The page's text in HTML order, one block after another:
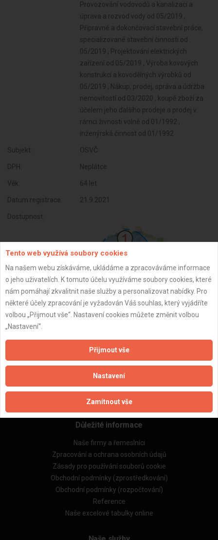
Provozování vodovodů a kanalizací a
úprava a rozvod vody od 05/2019 ,
Přípravné a dokončovací stavební práce,
specializované stavební činnosti od
05/2019 , Projektování elektrických
zařízení od 05/2019 , Výroba kovových
konstrukcí a kovodělných výrobků od
05/2019 , Nákup, prodej, správa a údržba
nemovitostí od 03/2020 , koupě zboží za
účelem jeho dalšího prodeje a prodej v
rámci živnosti volné od 01/1992 ,
inženýrská činnost od 01/1992
Subjekt: OSVČ
DPH: Neplátce
Věk: 64 let
Datum registrace: 21.9.2021
Dostupnost:
ZPĚT
Aktualizováno z portálu ARES dne 01.12.2024 07:30:10
Důležité informace
Naše firmy a řemeslníci
Zpracování a ochrana osobních údajů
Zásady pro používání souborů cookie
Obchodní podmínky (zprostředkování)
Obchodní podmínky (rozpočtování)
Reference
Naše excelové tabulky online
Tento web využívá soubory cookies
Na našem webu získáváme, ukládáme a zpracováváme informace
o jeho uživatelích. K tomuto účelu využíváme soubory cookies, které
nám pomáhají zkvalitnit naše služby a personalizovat nabídky. Pro
některé účely zpracování je vyžadován Váš souhlas, který vyjádříte
volbou „Přijmout vše“. Nastavení cookies můžete změnit volbou
„Nastavení“.
Přijmout vše
Nastavení
Zamítnout vše